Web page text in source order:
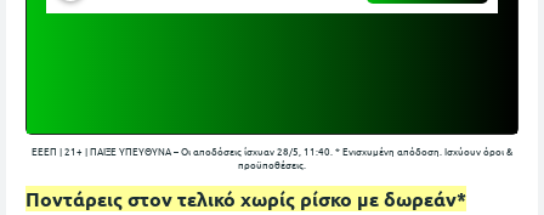
ΕΕΕΠ | 21+ | ΠΑΙΞΕ ΥΠΕΥΘΥΝΑ – Οι αποδόσεις ίσχυαν 28/5, 11:40. * Eνισχυμένη απόδοση. Ισχύουν όροι &
προϋποθέσεις.
Ποντάρεις στον τελικό χωρίς ρίσκο με δωρεάν*